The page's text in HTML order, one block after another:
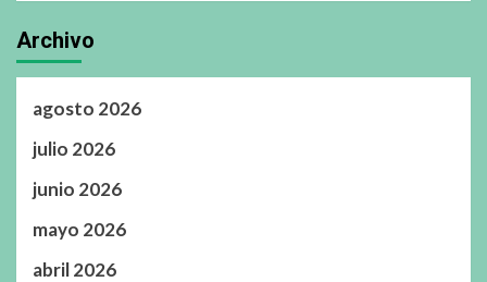
Archivo
agosto 2026
julio 2026
junio 2026
mayo 2026
abril 2026